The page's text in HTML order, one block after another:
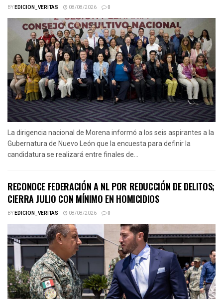
BYEDICION_VERITAS 08/08/2026 0
La dirigencia nacional de Morena informó a los seis aspirantes a la
Gubernatura de Nuevo León que la encuesta para definir la
candidatura se realizará entre finales de...
RECONOCE FEDERACIÓN A NL POR REDUCCIÓN DE DELITOS;
CIERRA JULIO CON MÍNIMO EN HOMICIDIOS
BYEDICION_VERITAS 08/08/2026 0